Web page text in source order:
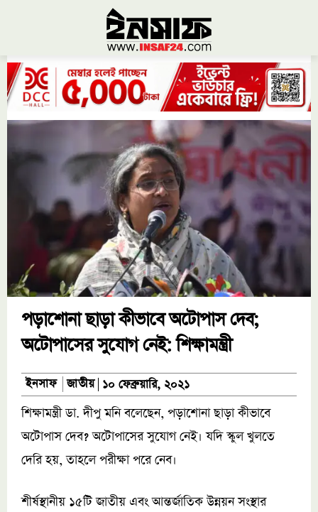
পড়াশোনা ছাড়া কীভাবে অটোপাস দেব;
অটোপাসের সুযোগ নেই: শিক্ষামন্ত্রী
ইনসাফ জাতীয় ১০ ফেব্রুয়ারি, ২০২১
শিক্ষামন্ত্রী ডা. দীপু মনি বলেছেন, পড়াশোনা ছাড়া কীভাবে
অটোপাস দেব? অটোপাসের সুযোগ নেই। যদি স্কুল খুলতে
দেরি হয়, তাহলে পরীক্ষা পরে নেব।
শীর্ষস্থানীয় ১৫টি জাতীয় এবং আন্তর্জাতিক উন্নয়ন সংস্থার